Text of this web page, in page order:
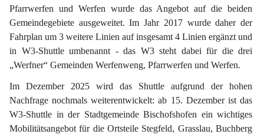
Pfarrwerfen und Werfen wurde das Angebot auf die beiden
Gemeindegebiete ausgeweitet. Im Jahr 2017 wurde daher der
Fahrplan um 3 weitere Linien auf insgesamt 4 Linien ergänzt und
in W3-Shuttle umbenannt - das W3 steht dabei für die drei
„Werfner“ Gemeinden Werfenweng, Pfarrwerfen und Werfen.
Im Dezember 2025 wird das Shuttle aufgrund der hohen
Nachfrage nochmals weiterentwickelt: ab 15. Dezember ist das
W3-Shuttle in der Stadtgemeinde Bischofshofen ein wichtiges
Mobilitätsangebot für die Ortsteile Stegfeld, Grasslau, Buchberg